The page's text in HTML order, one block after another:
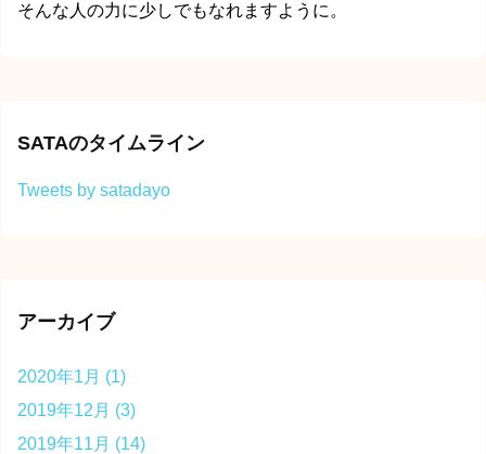
そんな人の力に少しでもなれますように。
SATAのタイムライン
Tweets by satadayo
アーカイブ
2020年1月 (1)
2019年12月 (3)
2019年11月 (14)